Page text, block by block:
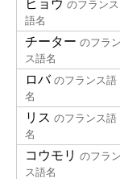
ヒョウ のフランス
語名
チーター のフラン
ス語名
ロバ のフランス語
名
リス のフランス語
名
コウモリ のフラン
ス語名